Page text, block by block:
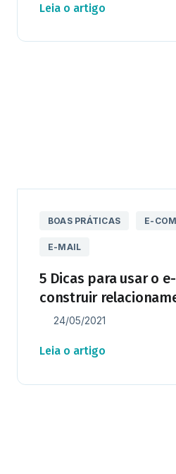
Leia o artigo
BOAS PRÁTICAS E-
E-MAIL
5 Dicas para usar o
construir
24/05/2021
Leia o artigo